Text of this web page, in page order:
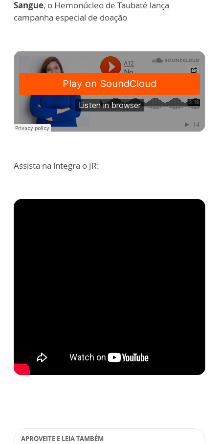
Sangue, o Hemonúcleo de Taubaté lança
campanha especial de doação
Assista na íntegra o JR:
APROVEITE E LEIA TAMBÉM